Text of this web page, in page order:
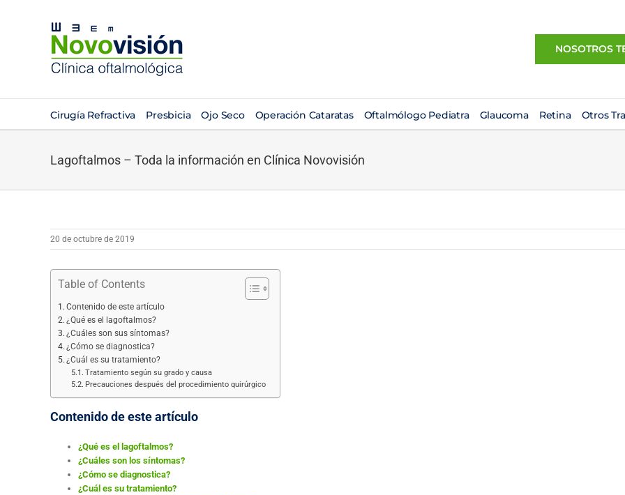
NOSOTROS
Cirugía Refractiva Presbicia Ojo Seco Operación Cataratas Oftalmólogo Pediatra Glaucoma Retina Otros
Lagoftalmos – Toda la información en Clínica Novovisión
20 de octubre de 2019
Table of Contents
Contenido de este artículo
¿Qué es el lagoftalmos?
¿Cuáles son sus síntomas?
¿Cómo se diagnostica?
¿Cuál es su tratamiento?
Tratamiento según su grado y causa
Precauciones después del procedimiento quirúrgico
Contenido de este artículo
¿Qué es el lagoftalmos?
¿Cuáles son los síntomas?
¿Cómo se diagnostica?
¿Cuál es su tratamiento?